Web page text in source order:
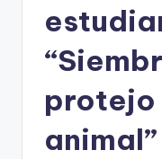
protejo
animal”